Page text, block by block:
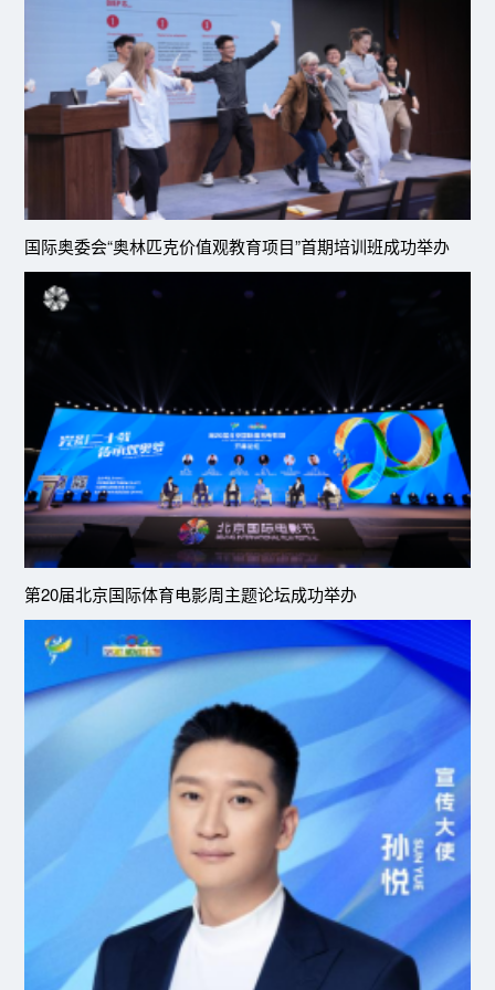
国际奥委会“奥林匹克价值观教育项目”首期培训班成功举办
第20届北京国际体育电影周主题论坛成功举办